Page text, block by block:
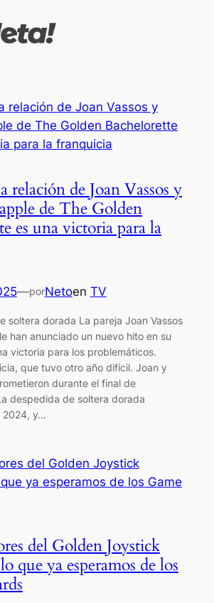
relación de Joan Vassos y
de The Golden
es una victoria para la
—porNetoen TV
soltera dorada La pareja Joan Vassos
han anunciado un nuevo hito en su
victoria para los problemáticos.
que tuvo otro año difícil. Joan y
durante el final de
despedida de soltera dorada
2024, y…
del Golden Joystick
que ya esperamos de los